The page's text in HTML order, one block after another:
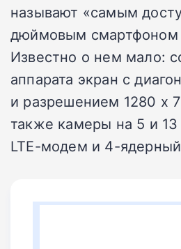
называют «самым
дюймовым смартфоном
Известно о нем мало:
аппарата экран с
и разрешением 1280 х
также камеры на 5 и 13
LTE-модем и 4-